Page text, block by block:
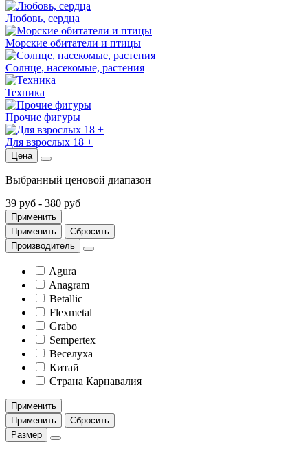
Любовь, сердца
Морские обитатели и птицы
Солнце, насекомые, растения
Техника
Прочие фигуры
Для взрослых 18 +
Цена
Выбранный ценовой диапазон
39 руб - 380 руб
Применить
Применить
Сбросить
Производитель
Agura
Anagram
Betallic
Flexmetal
Grabo
Sempertex
Веселуха
Китай
Страна Карнавалия
Применить
Применить
Сбросить
Размер